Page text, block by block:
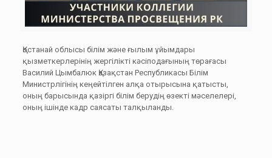
Қостанай облысы білім және ғылым ұйымдары
қызметкерлерінің жергілікті кәсіподағының төрағасы
Василий Цымбалюк Қазақстан Республикасы Білім
Министрлігінің кеңейтілген алқа отырысына қатысты,
оның барысында қазіргі білім берудің өзекті мәселелері,
оның ішінде кадр саясаты талқыланды.